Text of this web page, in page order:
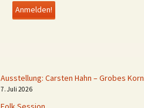
Ausstellung: Carsten Hahn – Grobes Korn
7. Juli 2026